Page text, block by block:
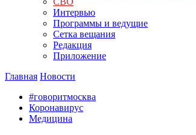
Интервью
Программы и ведущие
Сетка вещания
Редакция
Приложение
Главная Новости
#говоритмосква
Коронавирус
Медицина